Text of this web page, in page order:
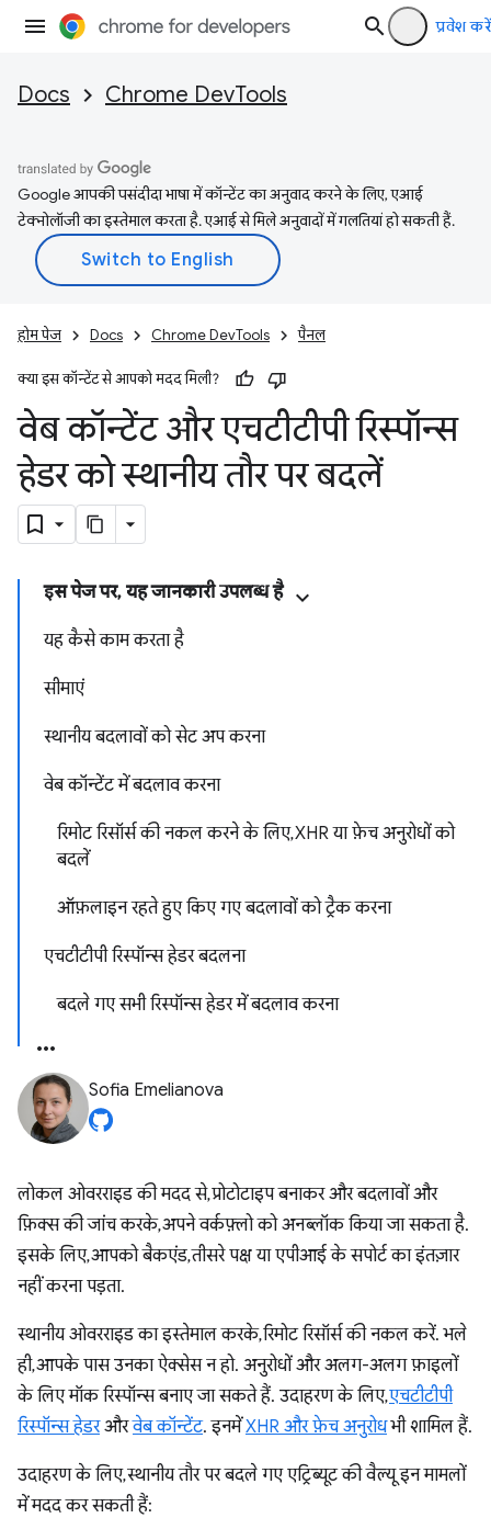
प्रवेश करें
Docs Chrome DevTools
Google आपकी पसंदीदा भाषा में कॉन्टेंट का अनुवाद करने के लिए, एआई
टेक्नोलॉजी का इस्तेमाल करता है. एआई से मिले अनुवादों में गलतियां हो सकती हैं.
होम पेज Docs Chrome DevTools पैनल
क्या इस कॉन्टेंट से आपको मदद मिली?
वेब कॉन्टेंट और एचटीटीपी रिस्पॉन्स
हेडर को स्थानीय तौर पर बदलें
इस पेज पर, यह जानकारी उपलब्ध है
यह कैसे काम करता है
सीमाएं
स्थानीय बदलावों को सेट अप करना
वेब कॉन्टेंट में बदलाव करना
रिमोट रिसॉर्स की नकल करने के लिए, XHR या फ़ेच अनुरोधों को
बदलें
ऑफ़लाइन रहते हुए किए गए बदलावों को ट्रैक करना
एचटीटीपी रिस्पॉन्स हेडर बदलना
बदले गए सभी रिस्पॉन्स हेडर में बदलाव करना
Sofia Emelianova
लोकल ओवरराइड की मदद से, प्रोटोटाइप बनाकर और बदलावों और
फ़िक्स की जांच करके, अपने वर्कफ़्लो को अनब्लॉक किया जा सकता है.
इसके लिए, आपको बैकएंड, तीसरे पक्ष या एपीआई के सपोर्ट का इंतज़ार
नहीं करना पड़ता.
स्थानीय ओवरराइड का इस्तेमाल करके, रिमोट रिसॉर्स की नकल करें. भले
ही, आपके पास उनका ऐक्सेस न हो. अनुरोधों और अलग-अलग फ़ाइलों
के लिए मॉक रिस्पॉन्स बनाए जा सकते हैं. उदाहरण के लिए,एचटीटीपी
रिस्पॉन्स हेडरऔरवेब कॉन्टेंट. इनमेंXHR और फ़ेच अनुरोधभी शामिल हैं.
उदाहरण के लिए, स्थानीय तौर पर बदले गए एट्रिब्यूट की वैल्यू इन मामलों
में मदद कर सकती हैं: